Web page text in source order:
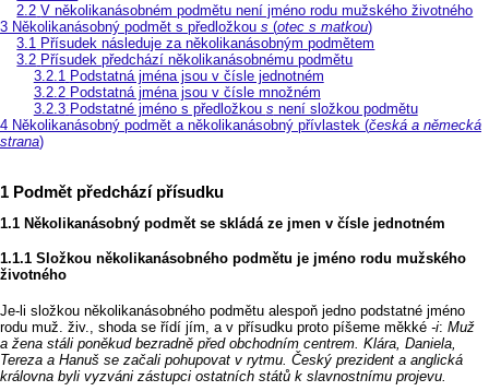
V několikanásobném podmětu není jméno rodu mužského životného
Několikanásobný podmět s předložkou s (otec s matkou)
Přísudek následuje za několikanásobným podmětem
Přísudek předchází několikanásobnému podmětu
Podstatná jména jsou v čísle jednotném
Podstatná jména jsou v čísle množném
Podstatné jméno s předložkou s není složkou podmětu
Několikanásobný podmět a několikanásobný přívlastek (česká a německá
strana)
Podmět předchází přísudku
Několikanásobný podmět se skládá ze jmen v čísle jednotném
Složkou několikanásobného podmětu je jméno rodu mužského
životného
Je‑li složkou několikanásobného podmětu alespoň jedno podstatné jméno
rodu muž. živ., shoda se řídí jím, a v přísudku proto píšeme měkké ‑i: Muž
a žena stáli poněkud bezradně před obchodním centrem. Klára, Daniela,
Tereza a Hanuš se začali pohupovat v rytmu. Český prezident a anglická
královna byli vyzváni zástupci ostatních států k slavnostnímu projevu.